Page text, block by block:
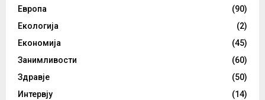
Европа
(90)
Екологија
(2)
Економија
(45)
Занимливости
(60)
Здравје
(50)
Интервју
(14)